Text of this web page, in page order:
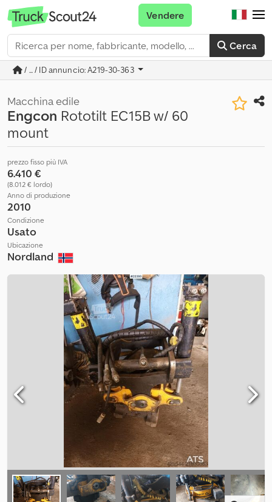
Cerca
Vendere
/ ... / ID annuncio: A219-30-363
Macchina edile
Engcon Rototilt EC15B w/ 60
mount
prezzo fisso più IVA
6.410 €
(8.012 € lordo)
Anno di produzione
2010
Condizione
Usato
Ubicazione
Nordland